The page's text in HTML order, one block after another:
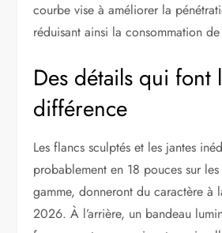
courbe vise à améliorer la
réduisant ainsi la consommation
Des détails qui font
différence
Les flancs sculptés et les jantes
probablement en 18 pouces sur
gamme, donneront du caractère à
2026. À l’arrière, un bandeau